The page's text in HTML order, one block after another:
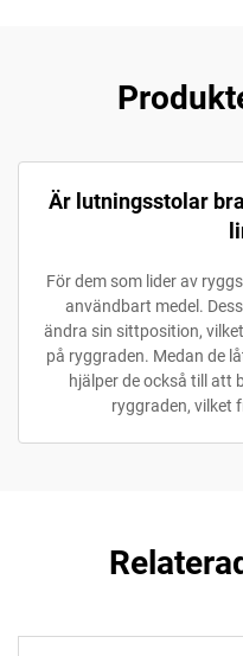
Är lutningsstolar
För dem som lider av
användbart medel.
ändra sin sittposition,
på ryggraden. Medan de
hjälper de också till att
ryggraden, vilket